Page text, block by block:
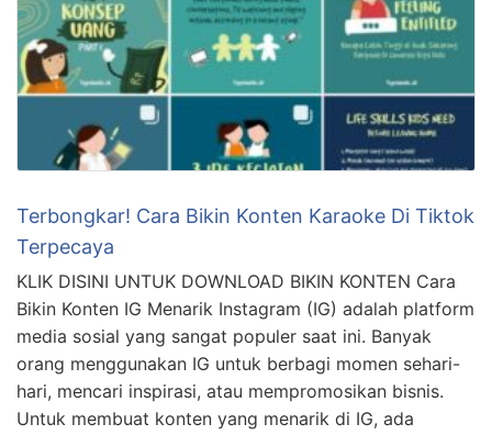
Terbongkar! Cara Bikin Konten Karaoke Di Tiktok
Terpecaya
KLIK DISINI UNTUK DOWNLOAD BIKIN KONTEN Cara
Bikin Konten IG Menarik Instagram (IG) adalah platform
media sosial yang sangat populer saat ini. Banyak
orang menggunakan IG untuk berbagi momen sehari-
hari, mencari inspirasi, atau mempromosikan bisnis.
Untuk membuat konten yang menarik di IG, ada